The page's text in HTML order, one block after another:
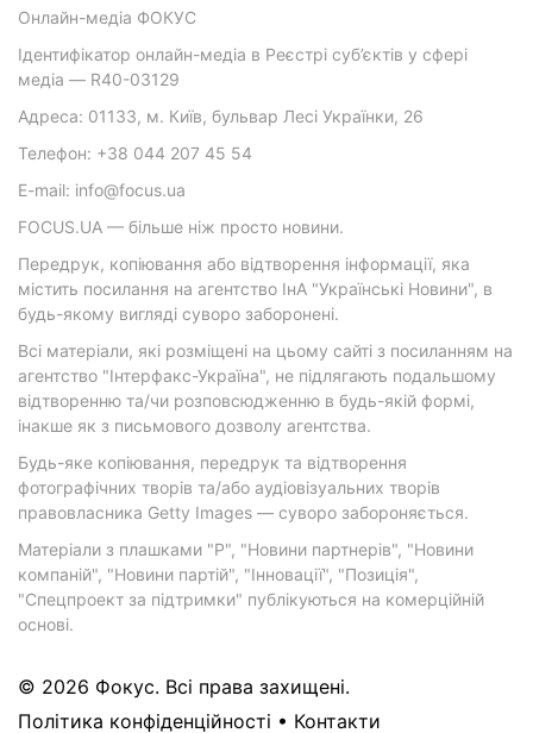
Онлайн-медіа ФОКУС
Ідентифікатор онлайн-медіа в Реєстрі суб’єктів у сфері
медіа — R40-03129
Адреса: 01133, м. Київ, бульвар Лесі Українки, 26
Телефон: +38 044 207 45 54
E-mail: info@focus.ua
FOCUS.UA — більше ніж просто новини.
Передрук, копіювання або відтворення інформації, яка
містить посилання на агентство ІнА "Українські Новини", в
будь-якому вигляді суворо заборонені.
Всі матеріали, які розміщені на цьому сайті з посиланням на
агентство "Інтерфакс-Україна", не підлягають подальшому
відтворенню та/чи розповсюдженню в будь-якій формі,
інакше як з письмового дозволу агентства.
Будь-яке копіювання, передрук та відтворення
фотографічних творів та/або аудіовізуальних творів
правовласника Getty Images — суворо забороняється.
Матеріали з плашками "Р", "Новини партнерів", "Новини
компаній", "Новини партій", "Інновації", "Позиція",
"Спецпроект за підтримки" публікуються на комерційній
основі.
© 2026 Фокус. Всі права захищені.
Політика конфіденційності • Контакти